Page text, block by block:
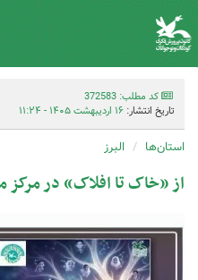
کد مطلب: 372583
تاریخ انتشار: ۱۶ اردیبهشت ۱۴۰۵ - ۱۱:۲۴
استان‌ها البرز
از «خاک تا افلاک» در مرکز